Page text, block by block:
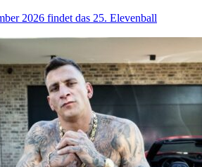
2026 findet das 25. Elevenball